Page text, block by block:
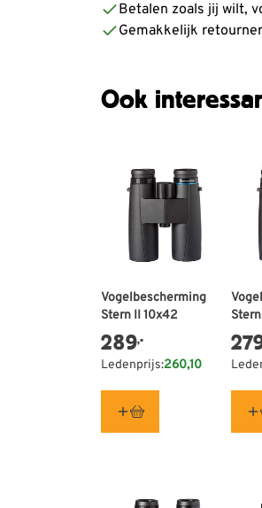
Betalen zoals jij wilt,
Gemakkelijk
Ook
Vogelbescherming
Stern II 10x42
289,-
Ledenprijs:260,10